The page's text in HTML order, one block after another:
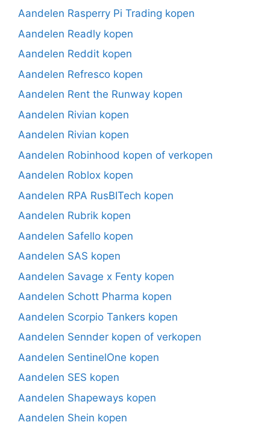
Aandelen Rasperry Pi Trading kopen
Aandelen Readly kopen
Aandelen Reddit kopen
Aandelen Refresco kopen
Aandelen Rent the Runway kopen
Aandelen Rivian kopen
Aandelen Rivian kopen
Aandelen Robinhood kopen of verkopen
Aandelen Roblox kopen
Aandelen RPA RusBITech kopen
Aandelen Rubrik kopen
Aandelen Safello kopen
Aandelen SAS kopen
Aandelen Savage x Fenty kopen
Aandelen Schott Pharma kopen
Aandelen Scorpio Tankers kopen
Aandelen Sennder kopen of verkopen
Aandelen SentinelOne kopen
Aandelen SES kopen
Aandelen Shapeways kopen
Aandelen Shein kopen